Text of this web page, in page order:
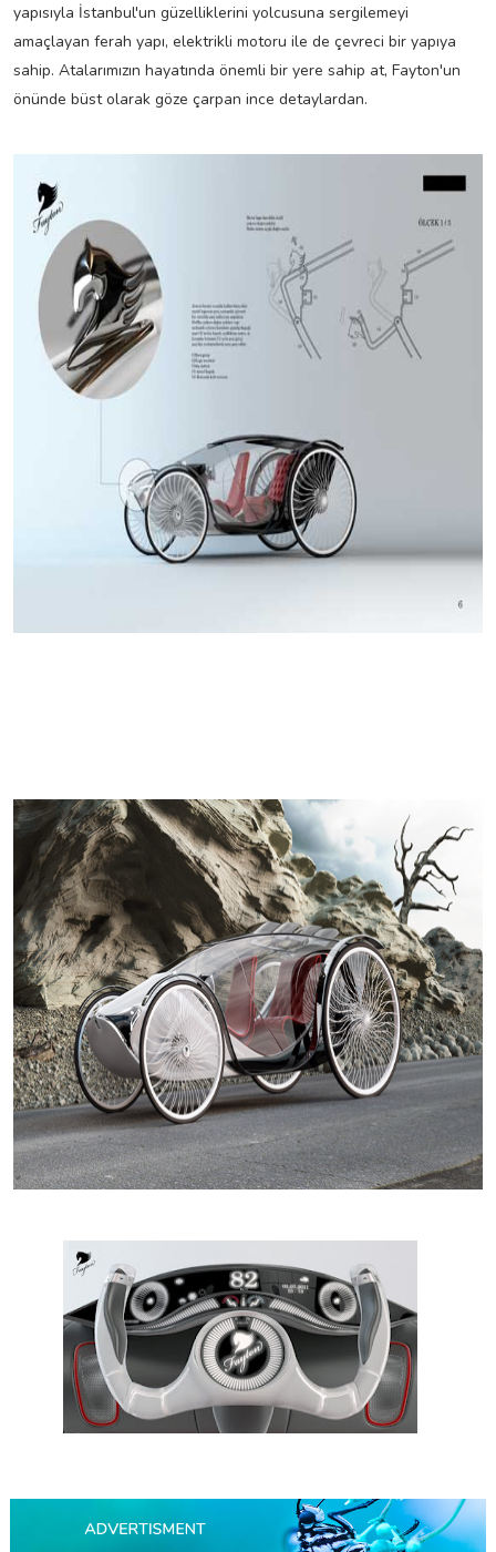
yapısıyla İstanbul'un güzelliklerini yolcusuna sergilemeyi
amaçlayan ferah yapı, elektrikli motoru ile de çevreci bir yapıya
sahip. Atalarımızın hayatında önemli bir yere sahip at, Fayton'un
önünde büst olarak göze çarpan ince detaylardan.